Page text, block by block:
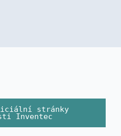
stránky
Inventec